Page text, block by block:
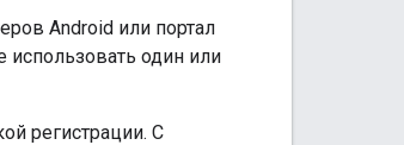
Android или портал
один или
регистрации. С